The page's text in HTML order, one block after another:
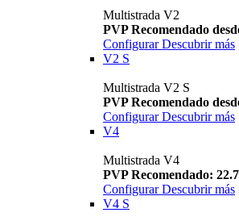
Multistrada V2
PVP Recomendado
Configurar Descubrir más
V2 S
Multistrada V2 S
PVP Recomendado
Configurar Descubrir más
V4
Multistrada V4
PVP Recomendado:
Configurar Descubrir más
V4 S